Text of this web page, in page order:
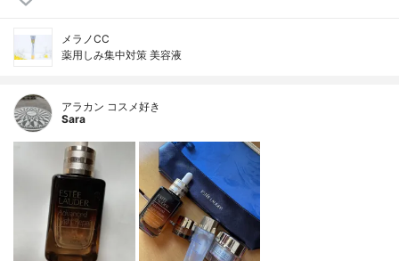
メラノCC
薬用しみ集中対策 美容液
アラカン コスメ好き
Sara